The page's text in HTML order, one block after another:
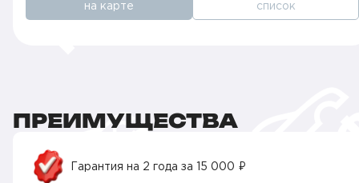
на карте список
ПРЕИМУЩЕСТВА
Гарантия на 2 года за 15 000 ₽